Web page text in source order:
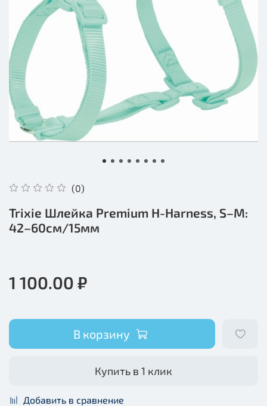
(0)
Trixie Шлейка Premium H-Harness, S–M:
42–60см/15мм
1 100.00 ₽
В корзину
Купить в 1 клик
Добавить в сравнение